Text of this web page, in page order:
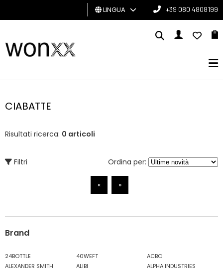
UOMO
CARD
LINGUA +39 080 4808199
CIABATTE
Risultati ricerca: 0 articoli
Filtri Ordina per:
« »
Brand
24BOTTLE 40WEFT
ACBC
ALEXANDER SMITH
ALIBI
ALPHA INDUSTRIES